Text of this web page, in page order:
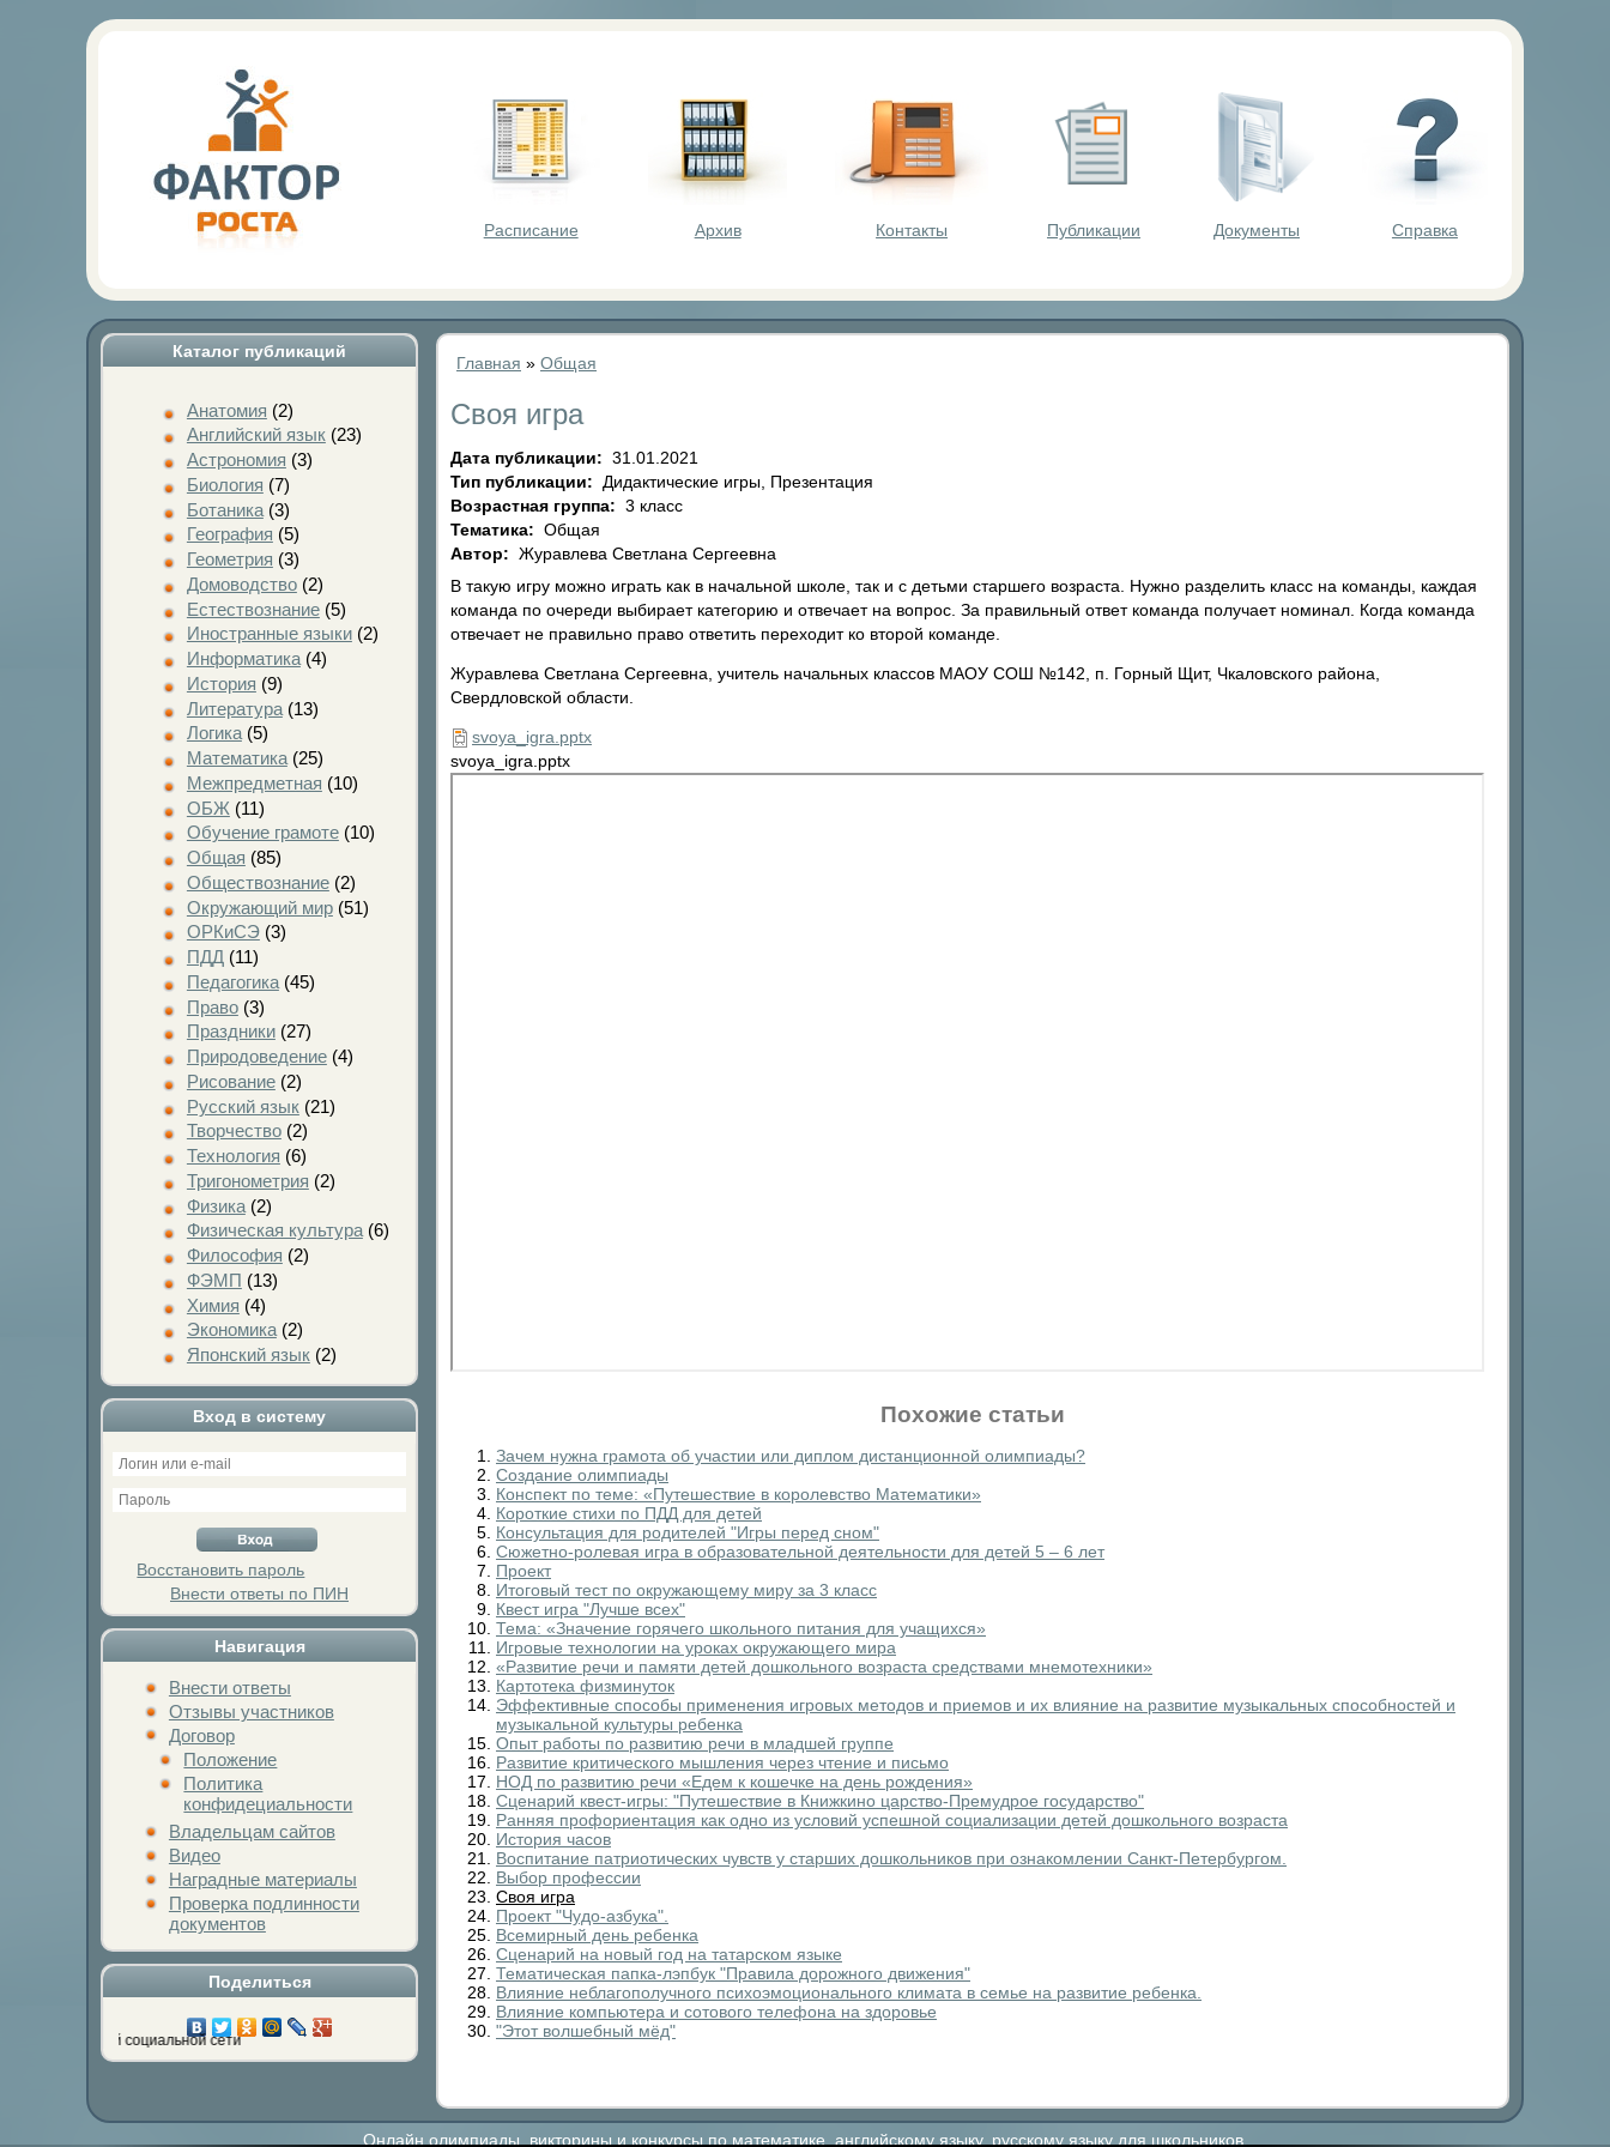
Расписание Архив Контакты Публикации Документы Справка
Каталог публикаций
Анатомия (2)
Английский язык(23)
Астрономия (3)
Биология (7)
Ботаника(3)
География (5)
Геометрия (3)
Домоводство(2)
Естествознание(5)
Иностранные языки(2)
Информатика(4)
История (9)
Литература(13)
Логика(5)
Математика(25)
Межпредметная (10)
ОБЖ (11)
Обучение грамоте(10)
Общая (85)
Обществознание(2)
Окружающий мир(51)
ОРКиСЭ(3)
ПДД (11)
Педагогика(45)
Право(3)
Праздники(27)
Природоведение(4)
Рисование(2)
Русский язык(21)
Творчество(2)
Технология (6)
Тригонометрия (2)
Физика(2)
Физическая культура(6)
Философия (2)
ФЭМП (13)
Химия (4)
Экономика(2)
Японский язык(2)
Вход в систему
Восстановить пароль
Внести ответы по ПИН
Навигация
Внести ответы
Отзывы участников
Договор
Положение
Политика
конфидециальности
Владельцам сайтов
Видео
Наградные материалы
Проверка подлинности
документов
Поделиться
любимой социальной сети
Главная » Общая
Своя игра
Дата публикации: 31.01.2021
Тип публикации:
Дидактические игры, Презентация
Возрастная группа: 3 класс
Тематика: Общая
Автор: Журавлева Светлана Сергеевна
В такую игру можно играть как в начальной школе, так и с детьми старшего возраста. Нужно разделить класс на команды, каждая
команда по очереди выбирает категорию и отвечает на вопрос. За правильный ответ команда получает номинал. Когда команда
отвечает не правильно право ответить переходит ко второй команде.
Журавлева Светлана Сергеевна, учитель начальных классов МАОУ СОШ №142, п. Горный Щит, Чкаловского района,
Свердловской области.
svoya_igra.pptx
svoya_igra.pptx
Похожие статьи
Зачем нужна грамота об участии или диплом дистанционной олимпиады?
Создание олимпиады
Конспект по теме: «Путешествие в королевство Математики»
Короткие стихи по ПДД для детей
Консультация для родителей "Игры перед сном"
Сюжетно-ролевая игра в образовательной деятельности для детей 5 – 6 лет
Проект
Итоговый тест по окружающему миру за 3 класс
Квест игра "Лучше всех"
Тема: «Значение горячего школьного питания для учащихся»
Игровые технологии на уроках окружающего мира
«Развитие речи и памяти детей дошкольного возраста средствами мнемотехники»
Картотека физминуток
Эффективные способы применения игровых методов и приемов и их влияние на развитие музыкальных способностей и
музыкальной культуры ребенка
Опыт работы по развитию речи в младшей группе
Развитие критического мышления через чтение и письмо
НОД по развитию речи «Едем к кошечке на день рождения»
Сценарий квест-игры: "Путешествие в Книжкино царство-Премудрое государство"
Ранняя профориентация как одно из условий успешной социализации детей дошкольного возраста
История часов
Воспитание патриотических чувств у старших дошкольников при ознакомлении Санкт-Петербургом.
Выбор профессии
Своя игра
Проект "Чудо-азбука".
Всемирный день ребенка
Сценарий на новый год на татарском языке
Тематическая папка-лэпбук "Правила дорожного движения"
Влияние неблагополучного психоэмоционального климата в семье на развитие ребенка.
Влияние компьютера и сотового телефона на здоровье
"Этот волшебный мёд"
Онлайн олимпиады, викторины и конкурсы по математике, английскому языку, русскому языку для школьников.